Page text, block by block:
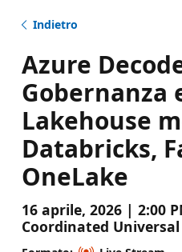
Indietro
Azure
Gobernanza
Lakehouse
Databricks,
OneLake
16 aprile, 2026 | 2:00
Coordinated Universal